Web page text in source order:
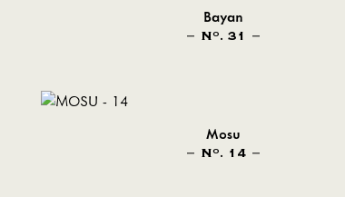
Bayan
NO . 31
Mosu
NO . 14